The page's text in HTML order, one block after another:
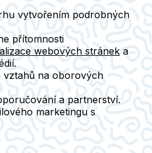
vytvořením podrobných
přítomnosti
webových stránek a
vztahů na oborových
a partnerství.
marketingu s